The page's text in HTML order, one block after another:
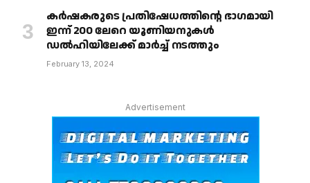
കർഷകരുടെ പ്രതിഷേധത്തിൻ്റെ ഭാഗമായി
ഇന്ന് 200 ലേറെ യൂണിയനുകൾ
ഡൽഹിയിലേക്ക് മാർച്ച് നടത്തും
February 13, 2024
Advertisement